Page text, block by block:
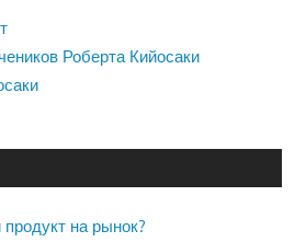
Роберта Кийосаки
на рынок?